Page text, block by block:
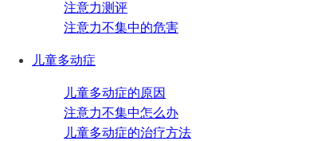
注意力测评
注意力不集中的危害
儿童多动症
儿童多动症的原因
注意力不集中怎么办
儿童多动症的治疗方法